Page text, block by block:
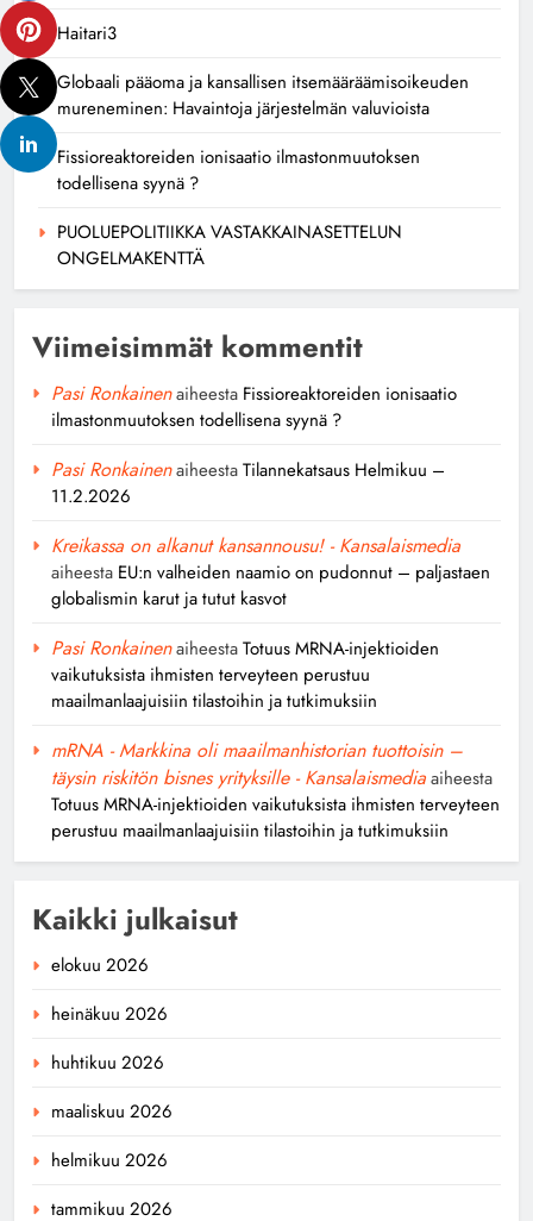
Haitari3
Globaali pääoma ja kansallisen itsemääräämisoikeuden
mureneminen: Havaintoja järjestelmän valuvioista
Fissioreaktoreiden ionisaatio ilmastonmuutoksen
todellisena syynä ?
PUOLUEPOLITIIKKA VASTAKKAINASETTELUN
ONGELMAKENTTÄ
Viimeisimmät kommentit
Pasi Ronkainenaiheesta Fissioreaktoreiden ionisaatio
ilmastonmuutoksen todellisena syynä ?
Pasi RonkainenaiheestaTilannekatsaus Helmikuu –
11.2.2026
Kreikassa on alkanut kansannousu! - Kansalaismedia
aiheesta EU:n valheiden naamio on pudonnut – paljastaen
globalismin karut ja tutut kasvot
Pasi RonkainenaiheestaTotuus MRNA-injektioiden
vaikutuksista ihmisten terveyteen perustuu
maailmanlaajuisiin tilastoihin ja tutkimuksiin
mRNA - Markkina oli maailmanhistorian tuottoisin –
täysin riskitön bisnes yrityksille - Kansalaismediaaiheesta
Totuus MRNA-injektioiden vaikutuksista ihmisten terveyteen
perustuu maailmanlaajuisiin tilastoihin ja tutkimuksiin
Kaikki julkaisut
elokuu 2026
heinäkuu 2026
huhtikuu 2026
maaliskuu 2026
helmikuu 2026
tammikuu 2026